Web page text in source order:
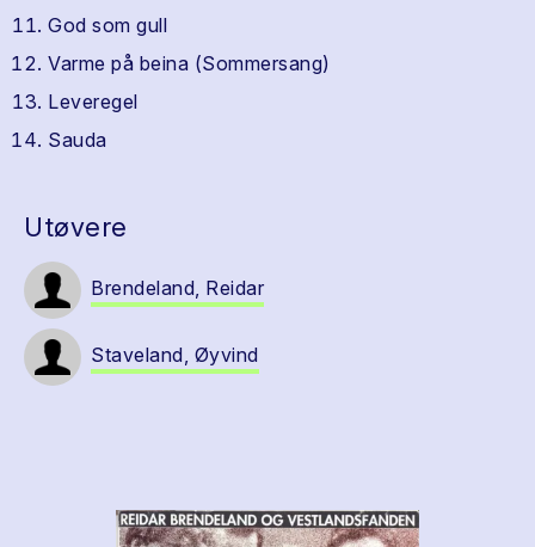
God som gull
Varme på beina (Sommersang)
Leveregel
Sauda
Utøvere
Brendeland, Reidar
Staveland, Øyvind